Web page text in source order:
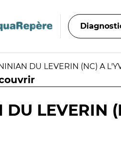
DU LEVERIN (NC) A
DU LEVERIN